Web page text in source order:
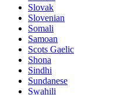
Slovak
Slovenian
Somali
Samoan
Scots Gaelic
Shona
Sindhi
Sundanese
Swahili